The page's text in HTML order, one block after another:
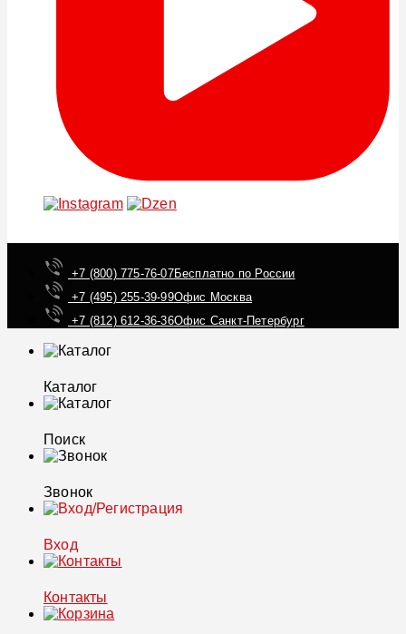
+7 (800) 775-76-07Бесплатно по России
+7 (495) 255-39-99Офис Москва
+7 (812) 612-36-36Офис Санкт-Петербург
Каталог
Поиск
Звонок
Вход
Контакты